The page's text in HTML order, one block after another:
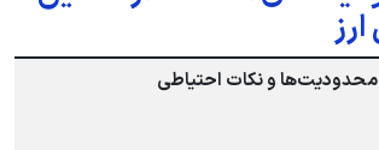
محدودیت‌ها و نکات احتیاطی